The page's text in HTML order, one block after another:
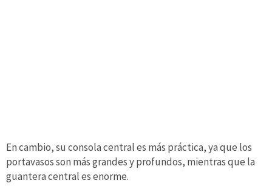
En cambio, su consola central es más práctica, ya que los
portavasos son más grandes y profundos, mientras que la
guantera central es enorme.